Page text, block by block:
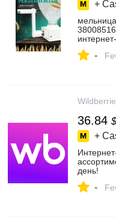
+
-
36.84 $
+
день!
-